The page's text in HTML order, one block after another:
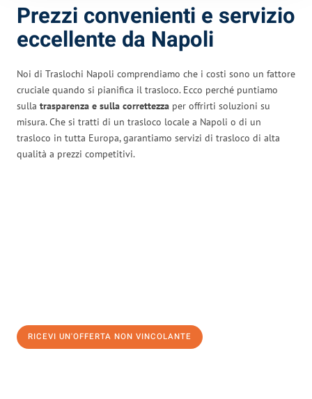
Prezzi convenienti e servizio
eccellente da Napoli
Noi di Traslochi Napoli comprendiamo che i costi sono un fattore
cruciale quando si pianifica il trasloco. Ecco perché puntiamo
sulla trasparenza e sulla correttezza per offrirti soluzioni su
misura. Che si tratti di un trasloco locale a Napoli o di un
trasloco in tutta Europa, garantiamo servizi di trasloco di alta
qualità a prezzi competitivi.
RICEVI UN'OFFERTA NON VINCOLANTE